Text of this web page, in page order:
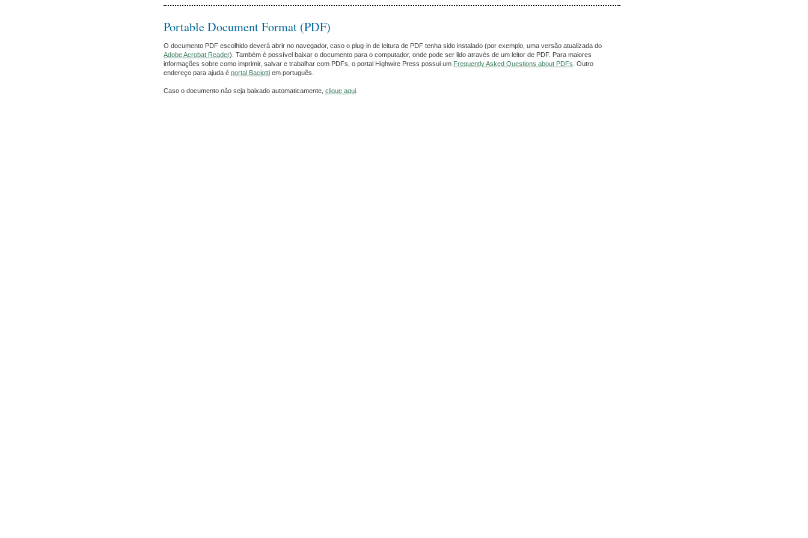
Portable Document Format (PDF)
O documento PDF escolhido deverá abrir no navegador, caso o plug-in de leitura de PDF tenha sido instalado (por exemplo, uma versão atualizada do
Adobe Acrobat Reader). Também é possível baixar o documento para o computador, onde pode ser lido através de um leitor de PDF. Para maiores
informações sobre como imprimir, salvar e trabalhar com PDFs, o portal Highwire Press possui um Frequently Asked Questions about PDFs . Outro
endereço para ajuda é portal Baciotti em português.
Caso o documento não seja baixado automaticamente, clique aqui